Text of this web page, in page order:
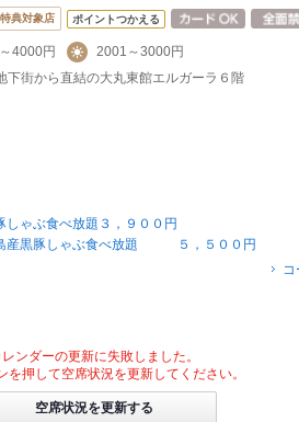
典対象店 ポイントつかえる
4000円
2001～3000円
下街から直結の大丸東館エルガーラ６階
しゃぶ食べ放題３，９００円
島産黒豚しゃぶ食べ放題 ５，５００円
コ
レンダーの更新に失敗しました。
を押して空席状況を更新してください。
空席状況を更新する